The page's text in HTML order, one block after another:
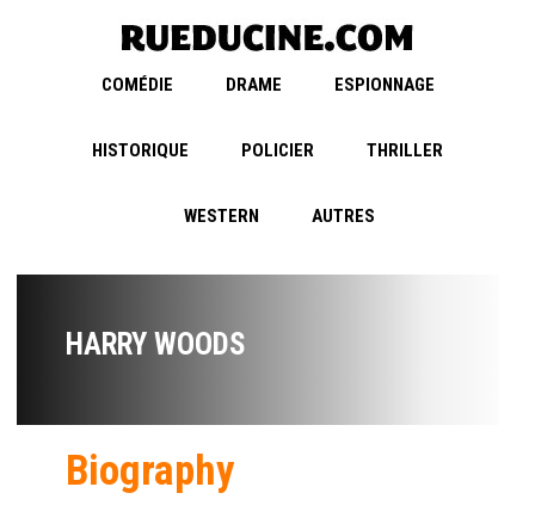
COMÉDIE DRAME ESPIONNAGE
HISTORIQUE POLICIER THRILLER
WESTERN AUTRES
HARRY WOODS
Biography